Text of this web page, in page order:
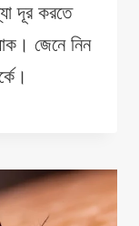
দূর করতে
জেনে নিন